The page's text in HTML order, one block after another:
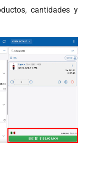
cantidades y